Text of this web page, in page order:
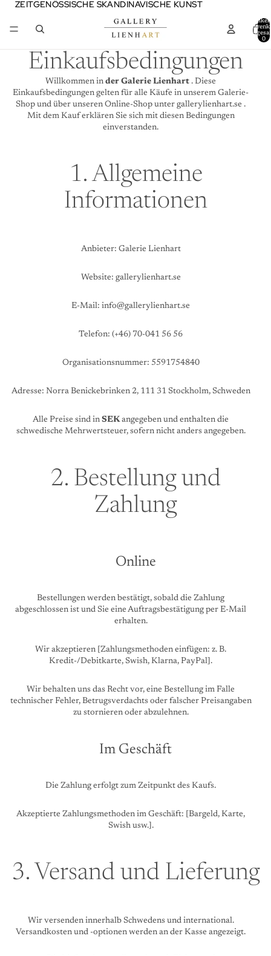
ZEITGENÖSSISCHE SKANDINAVISCHE KUNST
ZEITGENÖSSISCHE SKANDINAVISCHE KUNST
Artikel
0
Einkaufsbedingungen
Willkommen in der Galerie Lienhart . Diese
Einkaufsbedingungen gelten für alle Käufe in unserem Galerie-
Shop und über unseren Online-Shop unter gallerylienhart.se .
Mit dem Kauf erklären Sie sich mit diesen Bedingungen
einverstanden.
1. Allgemeine
Informationen
Anbieter: Galerie Lienhart
Website: gallerylienhart.se
E-Mail: info@gallerylienhart.se
Telefon: (+46) 70-041 56 56
Organisationsnummer: 5591754840
Adresse: Norra Benickebrinken 2, 111 31 Stockholm, Schweden
Alle Preise sind in SEKangegeben und enthalten die
schwedische Mehrwertsteuer, sofern nicht anders angegeben.
2. Bestellung und
Zahlung
Online
Bestellungen werden bestätigt, sobald die Zahlung
abgeschlossen ist und Sie eine Auftragsbestätigung per E-Mail
erhalten.
Wir akzeptieren [Zahlungsmethoden einfügen: z. B.
Kredit-/Debitkarte, Swish, Klarna, PayPal].
Wir behalten uns das Recht vor, eine Bestellung im Falle
technischer Fehler, Betrugsverdachts oder falscher Preisangaben
zu stornieren oder abzulehnen.
Im Geschäft
Die Zahlung erfolgt zum Zeitpunkt des Kaufs.
Akzeptierte Zahlungsmethoden im Geschäft: [Bargeld, Karte,
Swish usw.].
3. Versand und Lieferung
Wir versenden innerhalb Schwedens und international.
Versandkosten und -optionen werden an der Kasse angezeigt.